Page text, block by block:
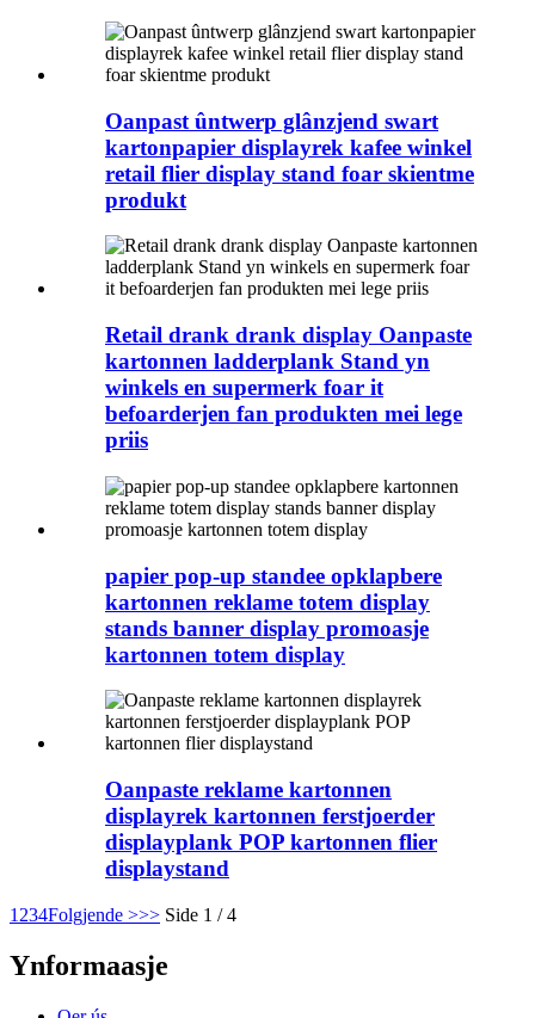
Oanpast ûntwerp glânzjend swart
kartonpapier displayrek kafee winkel
retail flier display stand foar skientme
produkt
Retail drank drank display Oanpaste
kartonnen ladderplank Stand yn
winkels en supermerk foar it
befoarderjen fan produkten mei lege
priis
papier pop-up standee opklapbere
kartonnen reklame totem display
stands banner display promoasje
kartonnen totem display
Oanpaste reklame kartonnen
displayrek kartonnen ferstjoerder
displayplank POP kartonnen flier
displaystand
1 234Folgjende >>> Side 1 / 4
Ynformaasje